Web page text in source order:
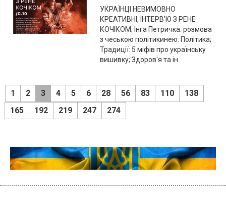
УКРАЇНЦІ НЕВИМОВНО
КРЕАТИВНІ, ІНТЕРВ’Ю З РЕНЕ
КОЧІКОМ; Інга Петричка: розмова
з чеською політикинею: Політика;
Традиції: 5 міфів про українську
вишивку; Здоров'я та ін.
1 2 3 4 5 6 28 56 83 110
138
165
192 219 247 274